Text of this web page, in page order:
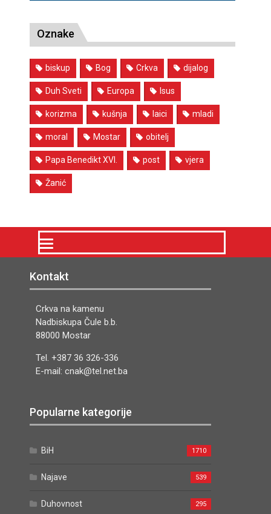
Oznake
biskup Bog Crkva dijalog
Duh Sveti Europa Isus
korizma kušnja laici mladi
moral Mostar obitelj
Papa Benedikt XVI. post vjera
Žanić
Kontakt
Crkva na kamenu
Nadbiskupa Čule b.b.
88000 Mostar
Tel. +387 36 326-336
E-mail: cnak@tel.net.ba
Popularne kategorije
BiH 1710
Najave 539
Duhovnost 295